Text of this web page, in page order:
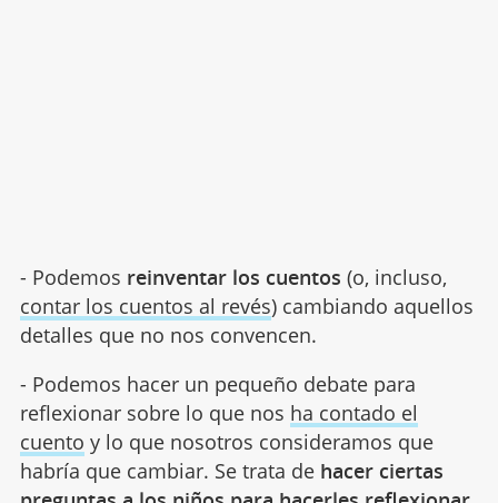
- Podemos reinventar los cuentos (o, incluso,
contar los cuentos al revés) cambiando aquellos
detalles que no nos convencen.
- Podemos hacer un pequeño debate para
reflexionar sobre lo que nos ha contado el
cuento y lo que nosotros consideramos que
habría que cambiar. Se trata de hacer ciertas